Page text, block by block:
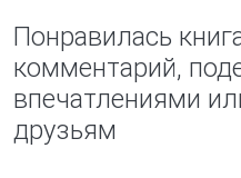
Понравилась
комментарий,
впечатлениями
друзьям